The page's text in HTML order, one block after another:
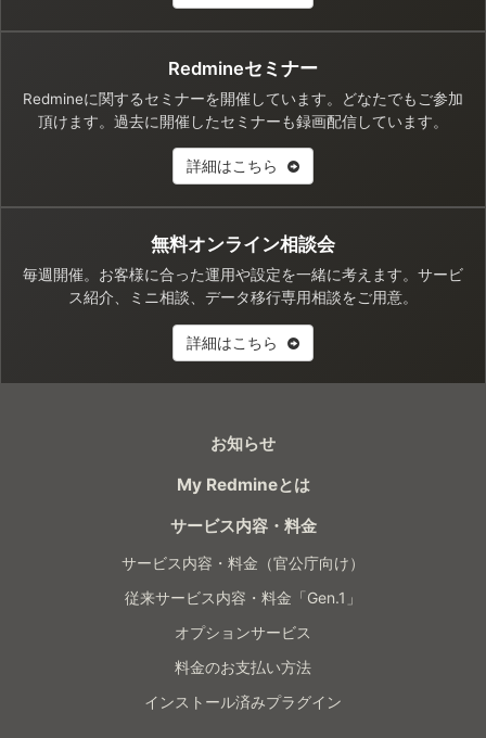
Redmineセミナー
Redmineに関するセミナーを開催しています。どなたでもご参加
頂けます。過去に開催したセミナーも録画配信しています。
詳細はこちら
無料オンライン相談会
毎週開催。お客様に合った運用や設定を一緒に考えます。サービ
ス紹介、ミニ相談、データ移行専用相談をご用意。
詳細はこちら
お知らせ
My Redmineとは
サービス内容・料金
サービス内容・料金（官公庁向け）
従来サービス内容・料金「Gen.1」
オプションサービス
料金のお支払い方法
インストール済みプラグイン